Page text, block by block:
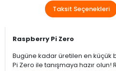
Taksit Seçenekleri
Raspberry Pi Zero
Bugüne kadar üretilen en küçük
Pi Zero ile tanışmaya hazır olun!